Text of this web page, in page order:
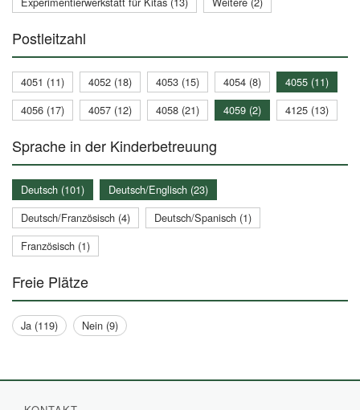
Postleitzahl
4051 (11) 4052 (18) 4053 (15) 4054 (8)
4055 (11)
4056 (17)
4057 (12) 4058 (21) 4059 (2) 4125 (13)
Sprache in der Kinderbetreuung
Deutsch (101)
Deutsch/Englisch (23)
Deutsch/Französisch (4)
Deutsch/Spanisch (1)
Französisch (1)
Freie Plätze
Ja (119) Nein (9)